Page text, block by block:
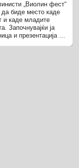
„Виолин фест“
биде место каде
и каде младите
Започнувајќи ја
и презентација во